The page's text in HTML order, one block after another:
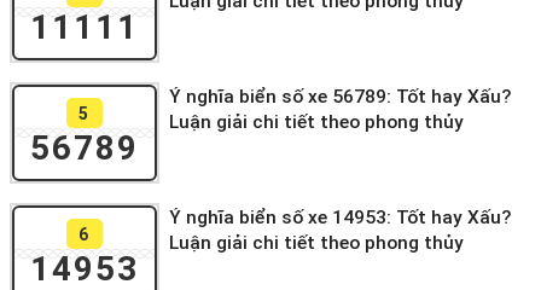
11111
5
56789
Ý nghĩa biển số xe 56789: Tốt hay Xấu?
Luận giải chi tiết theo phong thủy
6
14953
Ý nghĩa biển số xe 14953: Tốt hay Xấu?
Luận giải chi tiết theo phong thủy